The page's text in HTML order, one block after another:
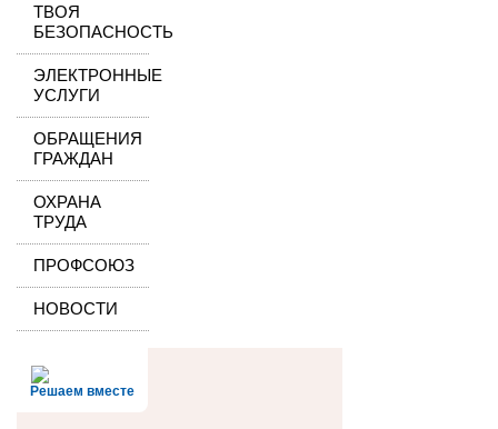
ТВОЯ
БЕЗОПАСНОСТЬ
ЭЛЕКТРОННЫЕ
УСЛУГИ
ОБРАЩЕНИЯ
ГРАЖДАН
ОХРАНА
ТРУДА
ПРОФСОЮЗ
НОВОСТИ
Решаем вместе